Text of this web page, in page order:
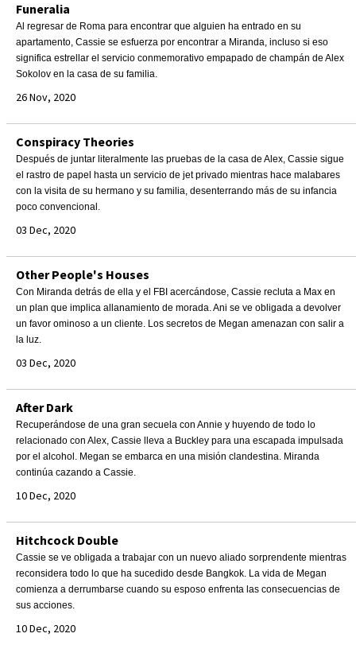
Funeralia
Al regresar de Roma para encontrar que alguien ha entrado en su
apartamento, Cassie se esfuerza por encontrar a Miranda, incluso si eso
significa estrellar el servicio conmemorativo empapado de champán de Alex
Sokolov en la casa de su familia.
26 Nov, 2020
Conspiracy Theories
Después de juntar literalmente las pruebas de la casa de Alex, Cassie sigue
el rastro de papel hasta un servicio de jet privado mientras hace malabares
con la visita de su hermano y su familia, desenterrando más de su infancia
poco convencional.
03 Dec, 2020
Other People's Houses
Con Miranda detrás de ella y el FBI acercándose, Cassie recluta a Max en
un plan que implica allanamiento de morada. Ani se ve obligada a devolver
un favor ominoso a un cliente. Los secretos de Megan amenazan con salir a
la luz.
03 Dec, 2020
After Dark
Recuperándose de una gran secuela con Annie y huyendo de todo lo
relacionado con Alex, Cassie lleva a Buckley para una escapada impulsada
por el alcohol. Megan se embarca en una misión clandestina. Miranda
continúa cazando a Cassie.
10 Dec, 2020
Hitchcock Double
Cassie se ve obligada a trabajar con un nuevo aliado sorprendente mientras
reconsidera todo lo que ha sucedido desde Bangkok. La vida de Megan
comienza a derrumbarse cuando su esposo enfrenta las consecuencias de
sus acciones.
10 Dec, 2020